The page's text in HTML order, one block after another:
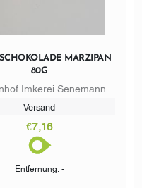
MARZIPAN
80G
Imkerei Senemann
Versand
€7,16
Entfernung: -